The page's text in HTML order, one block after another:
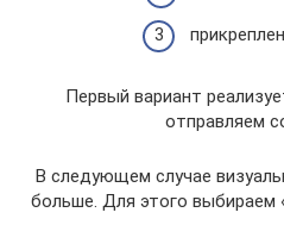
Первый вариант
отправляем
В следующем случае
больше. Для этого выбираем